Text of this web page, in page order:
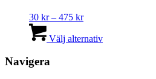
30 kr – 475 krPrisintervall:
till
Välj alternativhär
Navigera